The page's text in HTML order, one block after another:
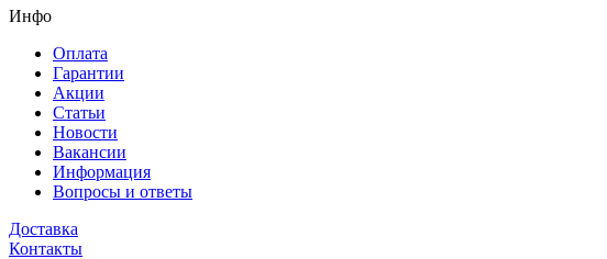
Инфо
Оплата
Гарантии
Акции
Статьи
Новости
Вакансии
Информация
Вопросы и ответы
Доставка
Контакты